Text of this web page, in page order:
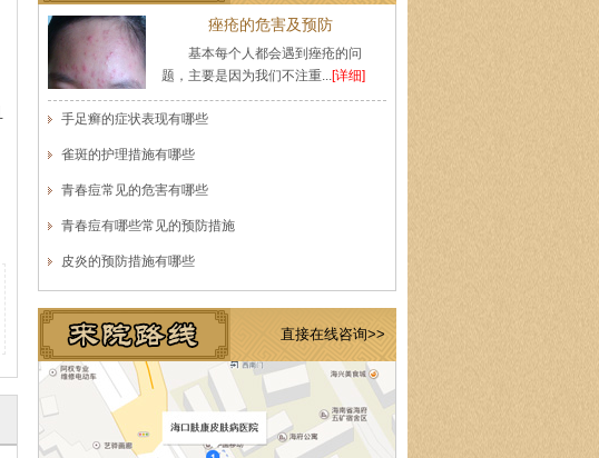
痤疮的危害及预防
基本每个人都会遇到痤疮的问
题，主要是因为我们不注重...[详细]
手足癣的症状表现有哪些
雀斑的护理措施有哪些
青春痘常见的危害有哪些
青春痘有哪些常见的预防措施
皮炎的预防措施有哪些
直接在线咨询>>